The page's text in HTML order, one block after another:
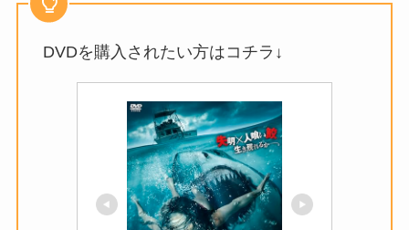
DVDを購入されたい方はコチラ↓